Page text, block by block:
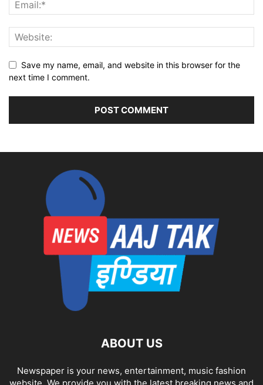
Save my name, email, and website in this browser for the
next time I comment.
ABOUT US
Newspaper is your news, entertainment, music fashion